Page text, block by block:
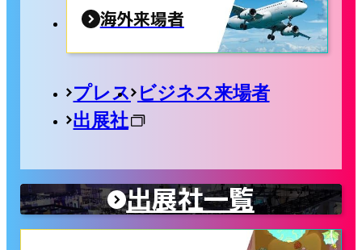
プレス ビジネス来場者
出展社
海外来場者
出展社一覧